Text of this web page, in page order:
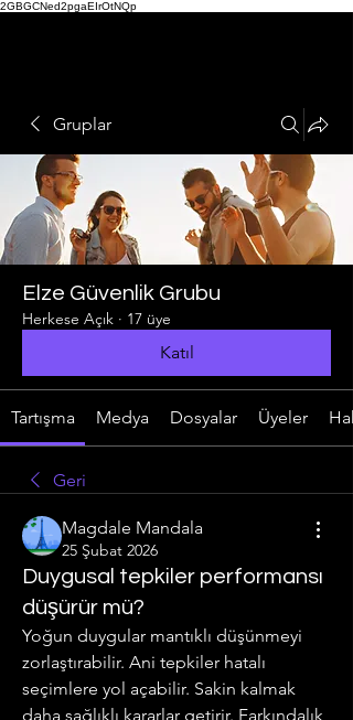
2GBGCNed2pgaEIrOtNQp
Gruplar
Elze Güvenlik Grubu
Herkese Açık · 17 üye
Katıl
Tartışma Medya Dosyalar Üyeler
Geri
Magdale Mandala
25 Şubat 2026
Duygusal tepkiler performansı
düşürür mü?
Yoğun duygular mantıklı düşünmeyi
zorlaştırabilir. Ani tepkiler hatalı
seçimlere yol açabilir. Sakin kalmak
daha sağlıklı kararlar getirir. Farkındalık